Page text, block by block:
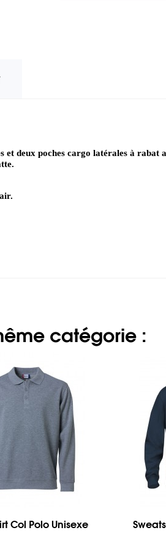
et deux poches cargo latérales à rabat
catégorie :
Col Polo Unisexe